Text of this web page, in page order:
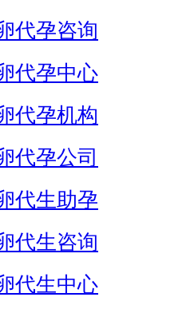
代孕咨询
代孕中心
代孕机构
代孕公司
代生助孕
代生咨询
代生中心